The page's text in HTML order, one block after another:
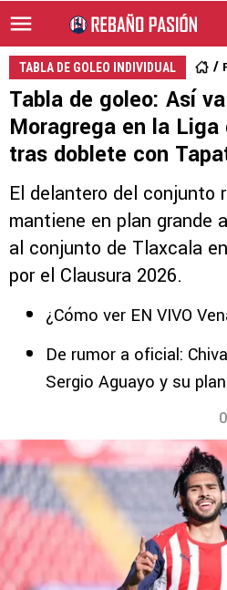
TABLA DE GOLEO INDIVIDUAL
Tabla de goleo: Así
Moragrega en la Liga
tras doblete con
El delantero del conjunto
mantiene en plan grande
al conjunto de Tlaxcala
por el Clausura 2026.
¿Cómo ver EN VIVO
De rumor a oficial:
Sergio Aguayo y su plan